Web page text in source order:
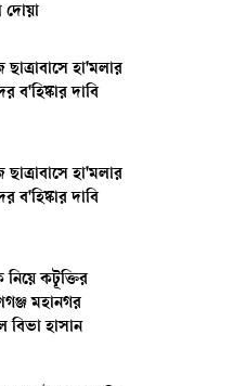
দোয়া
হা'মলার
ব'হিষ্কার দাবি
হা'মলার
ব'হিষ্কার দাবি
কটূক্তির
মহানগর
বিভা হাসান